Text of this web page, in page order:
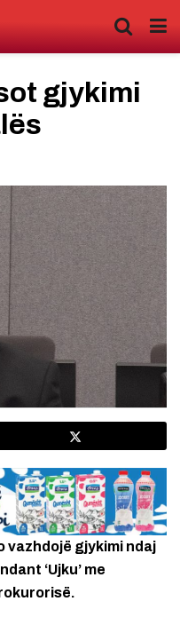
gjykimi
vazhdojë gjykimi ndaj
‘Ujku’ me